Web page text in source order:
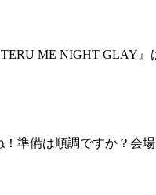
ME NIGHT GLAY
準備は順調ですか？会